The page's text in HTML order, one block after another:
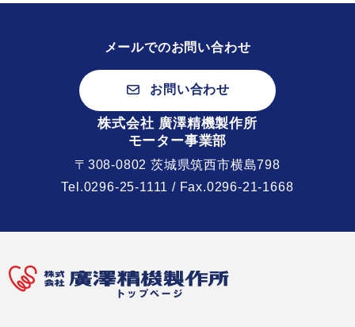
メールでのお問い合わせ
お問い合わせ
株式会社 廣澤精機製作所
モーター事業部
〒308-0802 茨城県筑西市横島798
Tel.0296-25-1111 / Fax.0296-21-1668